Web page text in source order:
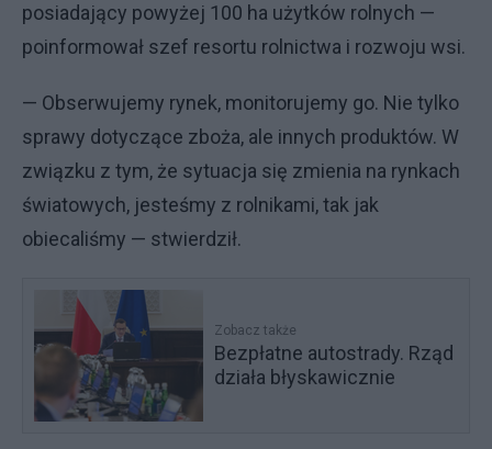
posiadający powyżej 100 ha użytków rolnych —
poinformował szef resortu rolnictwa i rozwoju wsi.
— Obserwujemy rynek, monitorujemy go. Nie tylko
sprawy dotyczące zboża, ale innych produktów. W
związku z tym, że sytuacja się zmienia na rynkach
światowych, jesteśmy z rolnikami, tak jak
obiecaliśmy — stwierdził.
Zobacz także
Bezpłatne autostrady. Rząd
działa błyskawicznie